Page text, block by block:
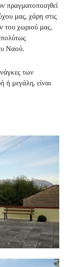
πραγματοποιηθεί
μας, χάρη στις
του χωριού μας.
Ναού.
των
ή μεγάλη, είναι